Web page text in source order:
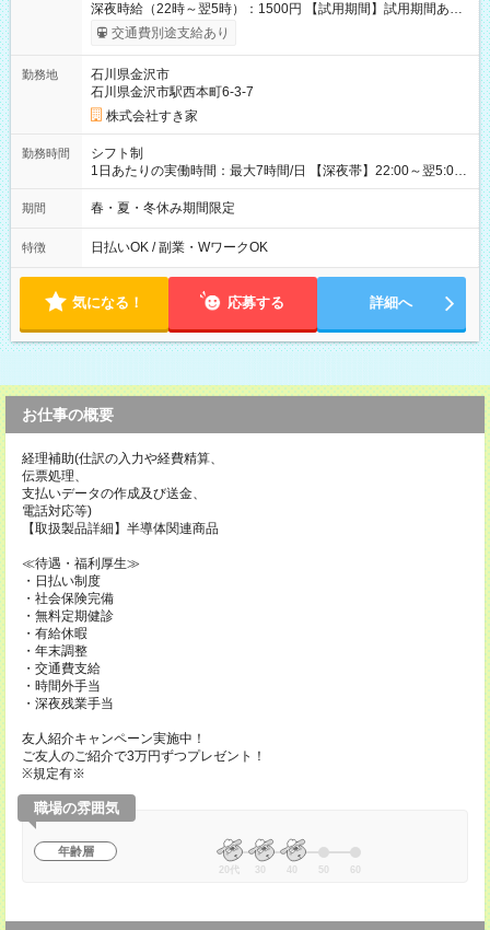
深夜時給（22時～翌5時）：1500円 【試用期間】試用期間あり
試用期間の長さ：1ヶ月 雇用形態、給与は本採用時と同じです。
試用期間の実態は30日（※条件変更なし）ですが、切り上げで
同時給）
交通費別途支給あり
勤務地
石川県金沢市
石川県金沢市駅西本町6-3-7
株式会社すき家
勤務時間
シフト制
1日あたりの実働時間：最大7時間/日 【深夜帯】22:00～翌5:00
週2日～・1日2h～OK◎ ※22:00から翌5:00までは18歳以上の方
のみ勤務可能です（18歳未満の深夜業務禁止のため） ★深夜で
す。 必ず、2名以上での勤務を行いますので、安心して働けま
す。
期間 春・夏・冬休み期間限定
特徴 日払いOK / 副業・WワークOK
気になる！ 応募する 詳細へ
お仕事の概要
経理補助(仕訳の入力や経費精算、
伝票処理、
支払いデータの作成及び送金、
電話対応等)
【取扱製品詳細】半導体関連商品
≪待遇・福利厚生≫
・日払い制度
・社会保険完備
・無料定期健診
・有給休暇
・年末調整
・交通費支給
・時間外手当
・深夜残業手当
友人紹介キャンペーン実施中！
ご友人のご紹介で3万円ずつプレゼント！
※規定有※
職場の雰囲気
年齢層
20代 30 40 50 60